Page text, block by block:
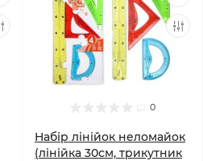
0
Набір лінійок неломайок
(лінійка 30см, трикутник